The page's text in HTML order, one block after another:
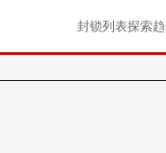
封锁列表探索